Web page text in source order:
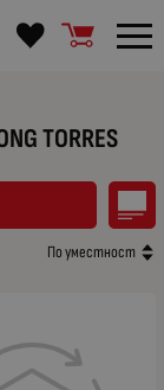
TORRES
По уместност